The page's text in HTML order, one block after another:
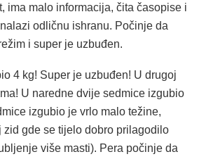
ima malo informacija, čita časopise i
odličnu ishranu. Počinje da
i super je uzbuđen.
4 kg! Super je uzbuđen! U drugoj
U naredne dvije sedmice izgubio
izgubio je vrlo malo težine,
zid gde se tijelo dobro prilagodilo
više masti). Pera počinje da